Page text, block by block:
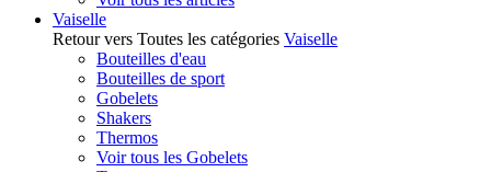
Vaiselle
Retour vers Toutes les catégories Vaiselle
Bouteilles d'eau
Bouteilles de sport
Gobelets
Shakers
Thermos
Voir tous les Gobelets